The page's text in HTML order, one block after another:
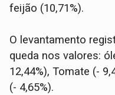
feijão (10,71%).
O levantamento
queda nos valores:
12,44%), Tomate (-
(- 4,65%).